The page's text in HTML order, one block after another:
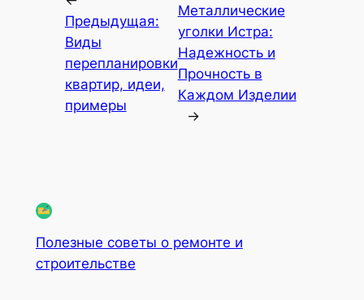
Предыдущая:
Виды
перепланировки
квартир, идеи,
примеры
Металлические
уголки Истра:
Надежность и
Прочность в
Каждом Изделии
→
Полезные советы о ремонте и
строительстве